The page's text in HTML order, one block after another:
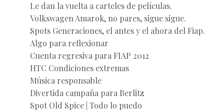
Le dan la vuelta a carteles de películas.
Volkswagen Amarok, no pares, sigue sigue.
Spots Generaciones, el antes y el ahora del Fiap.
Algo para reflexionar
Cuenta regresiva para FIAP 2012
HTC Condiciones extremas
Música responsable
Divertida campaña para Berlitz
Spot Old Spice | Todo lo puedo